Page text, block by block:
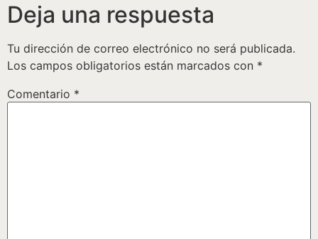
Deja una respuesta
Tu dirección de correo electrónico no será publicada.
Los campos obligatorios están marcados con *
Comentario *